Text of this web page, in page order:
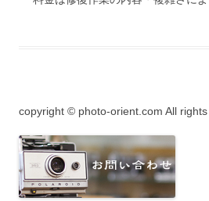
copyright © photo-orient.com All rights